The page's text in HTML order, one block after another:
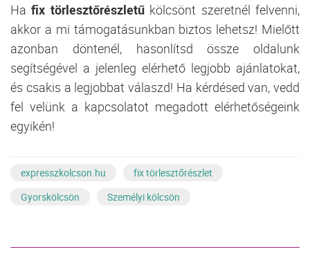
Hafix törlesztőrészletűkölcsönt szeretnél felvenni,
akkor a mi támogatásunkban biztos lehetsz! Mielőtt
azonban döntenél, hasonlítsd össze oldalunk
segítségével a jelenleg elérhető legjobb ajánlatokat,
és csakis a legjobbat válaszd! Ha kérdésed van, vedd
fel velünk a kapcsolatot megadott elérhetőségeink
egyikén!
expresszkolcson.hu
fix törlesztőrészlet
Gyorskölcsön
Személyi kölcsön